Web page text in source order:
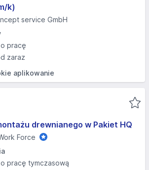
k)
service GmbH
pracę
zaraz
aplikowanie
drewnianego w Pakiet HQ
Force
pracę tymczasową